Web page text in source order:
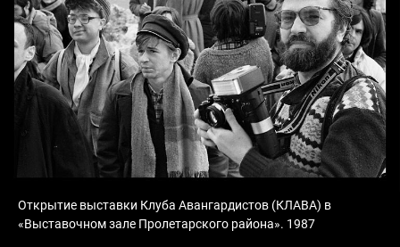
Открытие выставки Клуба Авангардистов (КЛАВА) в
«Выставочном зале Пролетарского района». 1987